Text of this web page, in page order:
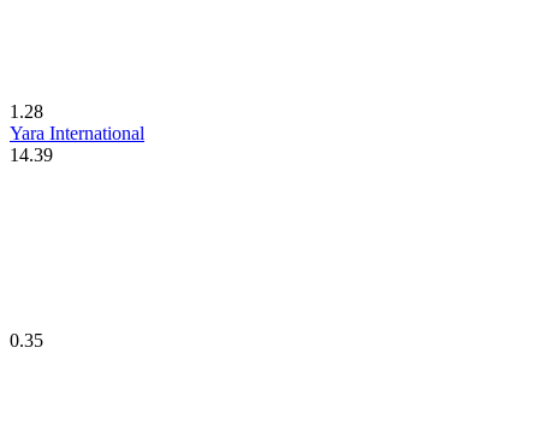
1.28
Yara International
14.39
0.35